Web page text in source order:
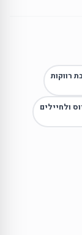
רווקות
ולחיילים